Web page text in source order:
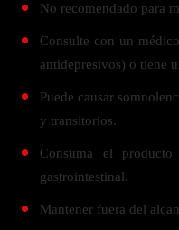
No recomendado para
Consulte con un
antidepresivos) o tiene
Puede causar
y transitorios.
Consuma el
gastrointestinal.
Mantener fuera del